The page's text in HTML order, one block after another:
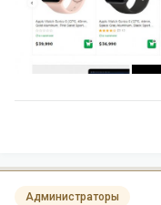
Администраторы